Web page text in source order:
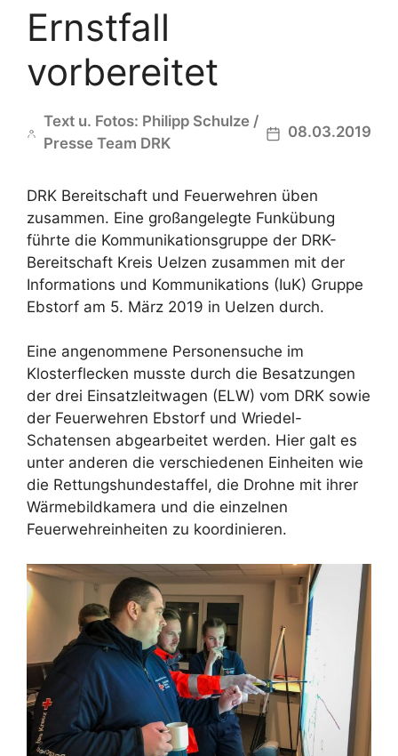
Ernstfall
vorbereitet
Text u. Fotos: Philipp Schulze /
Presse Team DRK
08.03.2019
DRK Bereitschaft und Feuerwehren üben
zusammen. Eine großangelegte Funkübung
führte die Kommunikationsgruppe der DRK-
Bereitschaft Kreis Uelzen zusammen mit der
Informations und Kommunikations (IuK) Gruppe
Ebstorf am 5. März 2019 in Uelzen durch.
Eine angenommene Personensuche im
Klosterflecken musste durch die Besatzungen
der drei Einsatzleitwagen (ELW) vom DRK sowie
der Feuerwehren Ebstorf und Wriedel-
Schatensen abgearbeitet werden. Hier galt es
unter anderen die verschiedenen Einheiten wie
die Rettungshundestaffel, die Drohne mit ihrer
Wärmebildkamera und die einzelnen
Feuerwehreinheiten zu koordinieren.